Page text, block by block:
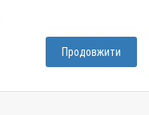
Продовжити